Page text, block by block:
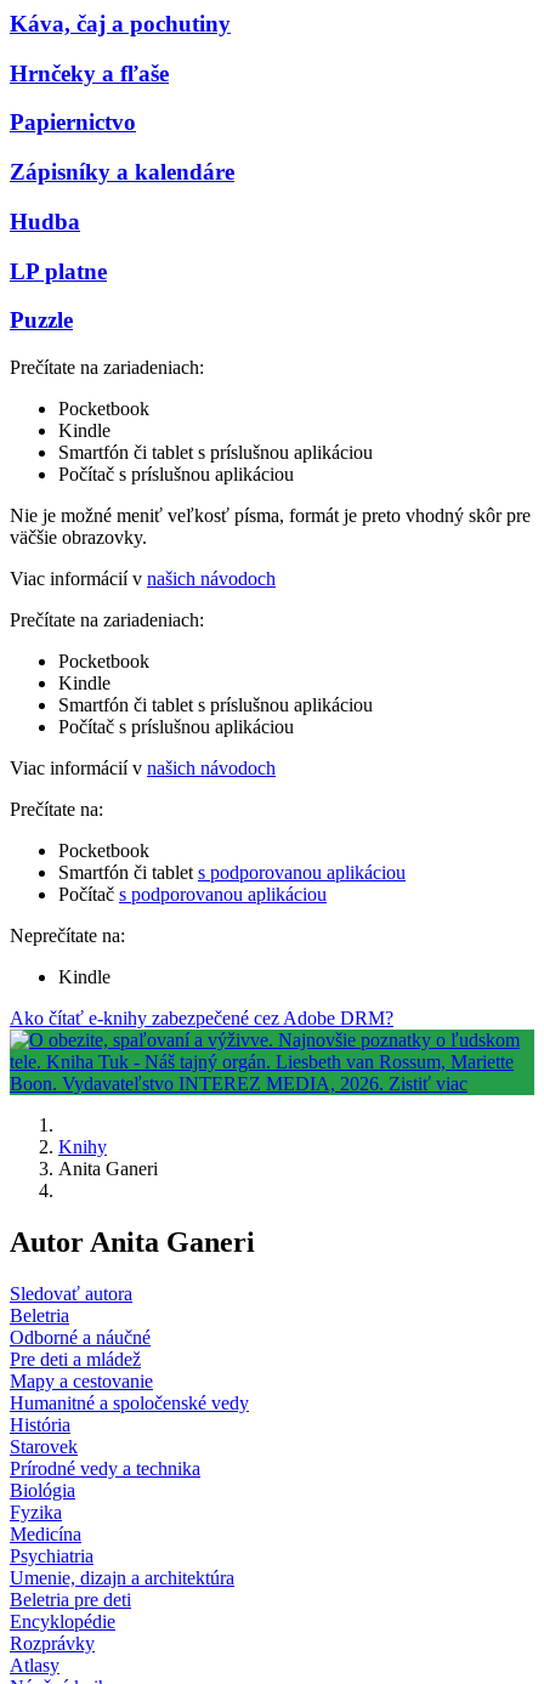
Káva, čaj a pochutiny
Hrnčeky a fľaše
Papiernictvo
Zápisníky a kalendáre
Hudba
LP platne
Puzzle
Prečítate na zariadeniach:
Pocketbook
Kindle
Smartfón či tablet s príslušnou aplikáciou
Počítač s príslušnou aplikáciou
Nie je možné meniť veľkosť písma, formát je preto vhodný skôr pre
väčšie obrazovky.
Viac informácií v našich návodoch
Prečítate na zariadeniach:
Pocketbook
Kindle
Smartfón či tablet s príslušnou aplikáciou
Počítač s príslušnou aplikáciou
Viac informácií v našich návodoch
Prečítate na:
Pocketbook
Smartfón či tablet s podporovanou aplikáciou
Počítač s podporovanou aplikáciou
Neprečítate na:
Kindle
Ako čítať e-knihy zabezpečené cez Adobe DRM?
Knihy
Anita Ganeri
Autor Anita Ganeri
Sledovať autora
Beletria
Odborné a náučné
Pre deti a mládež
Mapy a cestovanie
Humanitné a spoločenské vedy
História
Starovek
Prírodné vedy a technika
Biológia
Fyzika
Medicína
Psychiatria
Umenie, dizajn a architektúra
Beletria pre deti
Encyklopédie
Rozprávky
Atlasy